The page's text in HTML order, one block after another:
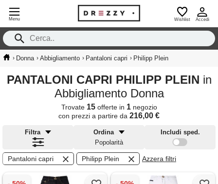
Menu Wishlist Accedi
› Donna › Abbigliamento › Pantaloni capri › Philipp Plein
PANTALONI CAPRI PHILIPP PLEIN in
Abbigliamento Donna
Trovate 15offerte in 1negozio
con prezzi a partire da 216,00 €
Filtra
Ordina
Popolarità
Includi sped.
Pantaloni capri Philipp Plein Azzera filtri